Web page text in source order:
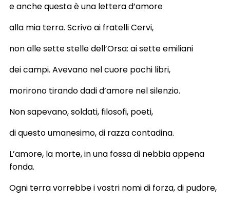
e anche questa è una lettera d’amore
alla mia terra. Scrivo ai fratelli Cervi,
non alle sette stelle dell’Orsa: ai sette emiliani
dei campi. Avevano nel cuore pochi libri,
morirono tirando dadi d’amore nel silenzio.
Non sapevano, soldati, filosofi, poeti,
di questo umanesimo, di razza contadina.
L’amore, la morte, in una fossa di nebbia appena
fonda.
Ogni terra vorrebbe i vostri nomi di forza, di pudore,